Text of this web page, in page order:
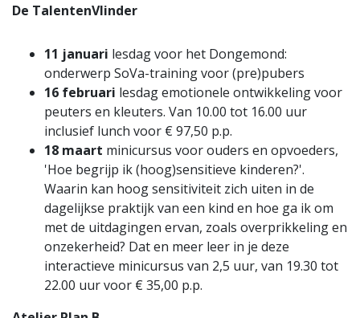
De TalentenVlinder
11 januari lesdag voor het Dongemond:
onderwerp SoVa-training voor (pre)pubers
16 februari lesdag emotionele ontwikkeling voor
peuters en kleuters. Van 10.00 tot 16.00 uur
inclusief lunch voor € 97,50 p.p.
18 maart minicursus voor ouders en opvoeders,
'Hoe begrijp ik (hoog)sensitieve kinderen?'.
Waarin kan hoog sensitiviteit zich uiten in de
dagelijkse praktijk van een kind en hoe ga ik om
met de uitdagingen ervan, zoals overprikkeling en
onzekerheid? Dat en meer leer in je deze
interactieve minicursus van 2,5 uur, van 19.30 tot
22.00 uur voor € 35,00 p.p.